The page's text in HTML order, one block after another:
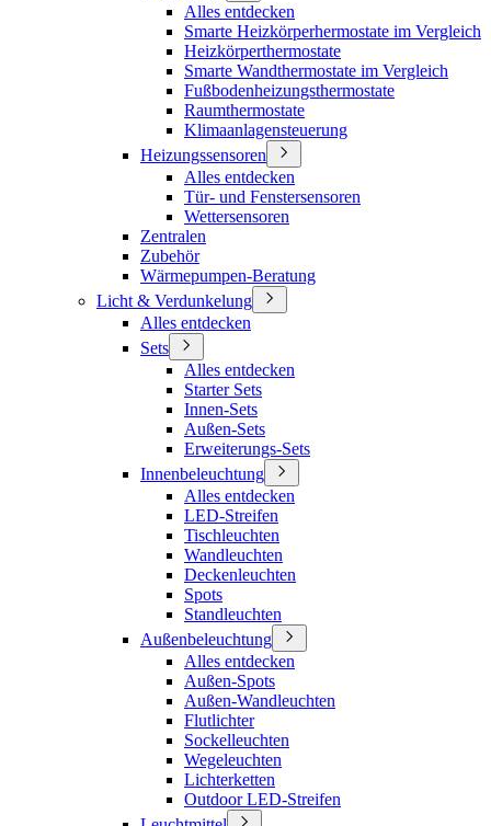
Alles entdecken
Smarte Heizkörperhermostate im Vergleich
Heizkörperthermostate
Smarte Wandthermostate im Vergleich
Fußbodenheizungsthermostate
Raumthermostate
Klimaanlagensteuerung
Heizungssensoren
Alles entdecken
Tür- und Fenstersensoren
Wettersensoren
Zentralen
Zubehör
Wärmepumpen-Beratung
Licht & Verdunkelung
Alles entdecken
Sets
Alles entdecken
Starter Sets
Innen-Sets
Außen-Sets
Erweiterungs-Sets
Innenbeleuchtung
Alles entdecken
LED-Streifen
Tischleuchten
Wandleuchten
Deckenleuchten
Spots
Standleuchten
Außenbeleuchtung
Alles entdecken
Außen-Spots
Außen-Wandleuchten
Flutlichter
Sockelleuchten
Wegeleuchten
Lichterketten
Outdoor LED-Streifen